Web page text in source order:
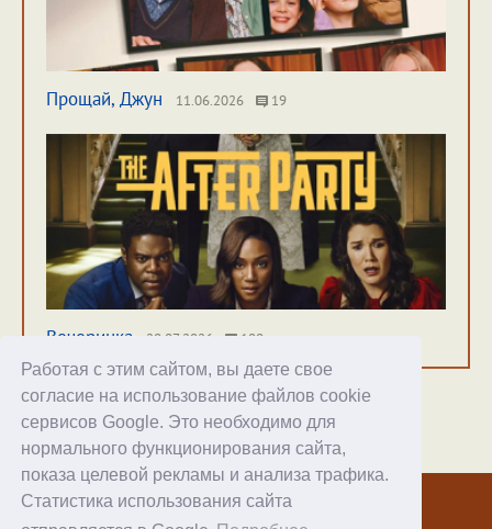
Работая с этим сайтом, вы даете свое
согласие на использование файлов cookie
сервисов Google. Это необходимо для
нормального функционирования сайта,
показа целевой рекламы и анализа трафика.
Статистика использования сайта
Прощай, Джун 11.06.2026 19
Вечеринка 20.07.2026 100
Хостинг
© 1998–2026 Alex Exler